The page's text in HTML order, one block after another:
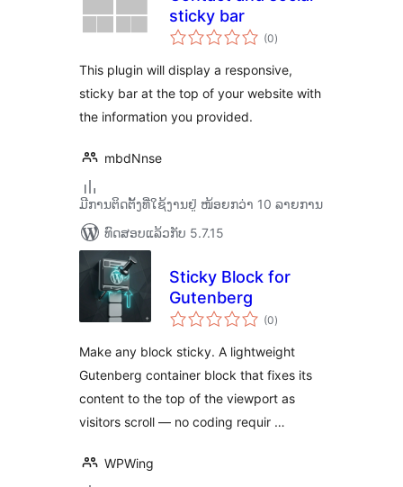
sticky bar
(0ຄະແນນ
ທັງໝົດ
)
This plugin will display a responsive,
sticky bar at the top of your website with
the information you provided.
mbdNnse
ມີການຕິດຕັ້ງທີ່ໃຊ້ງານຢູ່ ໜ້ອຍກວ່າ 10 ລາຍການ
ທົດສອບແລ້ວກັບ 5.7.15
Sticky Block for
Gutenberg
(0ຄະແນນ
ທັງໝົດ
)
Make any block sticky. A lightweight
Gutenberg container block that fixes its
content to the top of the viewport as
visitors scroll — no coding requir …
WPWing